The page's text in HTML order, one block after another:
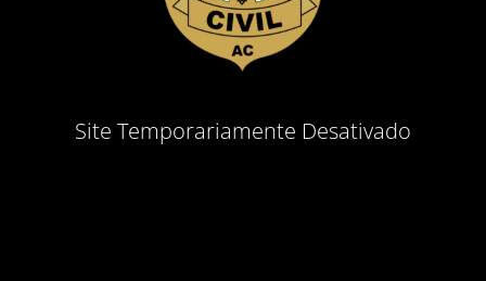
Site Temporariamente Desativado